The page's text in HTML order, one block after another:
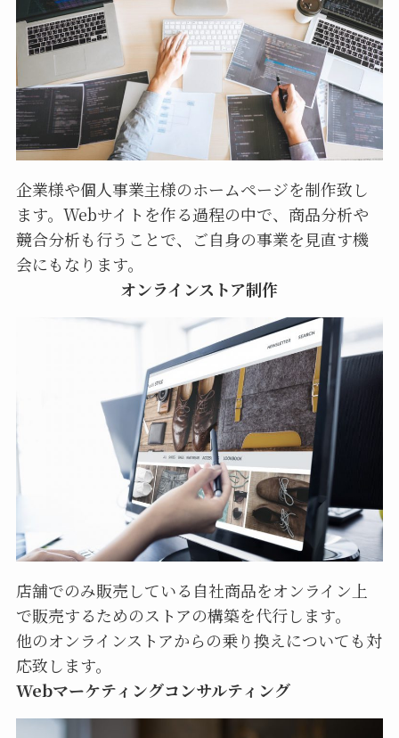
企業様や個人事業主様のホームページを制作致し
ます。Webサイトを作る過程の中で、商品分析や
競合分析も行うことで、ご自身の事業を見直す機
会にもなります。
オンラインストア制作
店舗でのみ販売している自社商品をオンライン上
で販売するためのストアの構築を代行します。
他のオンラインストアからの乗り換えについても対
応致します。
Webマーケティングコンサルティング